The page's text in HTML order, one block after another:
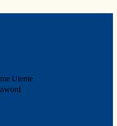
Utente